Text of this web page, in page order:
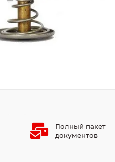
Полный пакет
документов